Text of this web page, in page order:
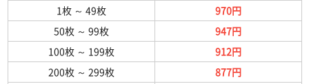
1枚 ～ 49枚
970円
50枚 ～ 99枚
947円
100枚 ～ 199枚
912円
200枚 ～ 299枚
877円